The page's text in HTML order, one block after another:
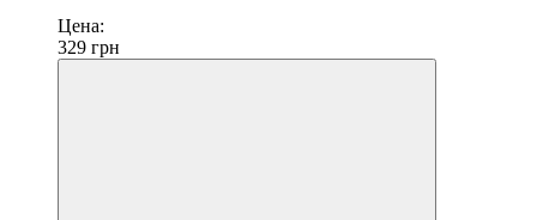
Цена:
329 грн